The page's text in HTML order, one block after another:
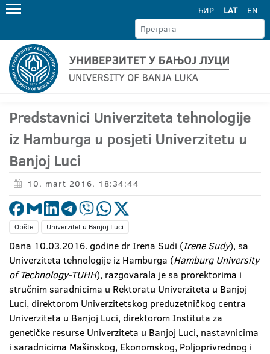
ЋИР LAT EN
Predstavnici Univerziteta tehnologije
iz Hamburga u posjeti Univerzitetu u
Banjoj Luci
10. mart 2016. 18:34:44
Opšte Univerzitet u Banjoj Luci
Dana 10.03.2016. godine dr Irena Sudi (Irene Sudy), sa
Univerziteta tehnologije iz Hamburga (Hamburg University
of Technology-TUHH), razgovarala je sa prorektorima i
stručnim saradnicima u Rektoratu Univerziteta u Banjoj
Luci, direktorom Univerzitetskog preduzetničkog centra
Univerziteta u Banjoj Luci, direktorom Instituta za
genetičke resurse Univerziteta u Banjoj Luci, nastavnicima
i saradnicima Mašinskog, Ekonomskog, Poljoprivrednog i